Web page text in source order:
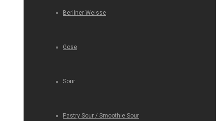
Berliner Weisse
Gose
Sour
Pastry Sour / Smoothie Sour